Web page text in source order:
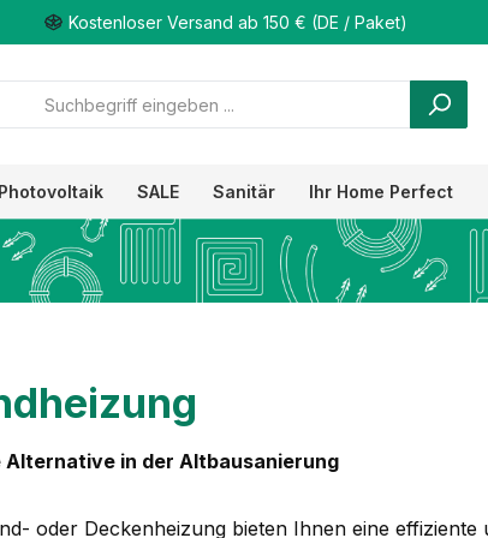
Kostenloser Versand ab 150 € (DE / Paket)
Photovoltaik SALE Sanitär Ihr Home Perfect
Alternative in der Altbausanierung
oder Deckenheizung bieten Ihnen eine